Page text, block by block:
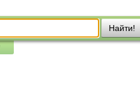
Найти!